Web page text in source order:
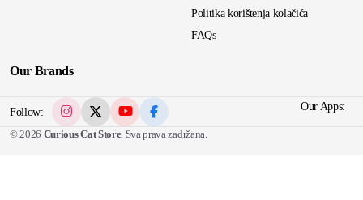
Politika korištenja kolačića
FAQs
Our Brands
Follow: Our Apps:
© 2026 Curious Cat Store. Sva prava zadržana.